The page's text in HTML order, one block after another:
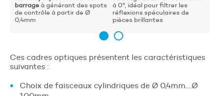
barrage à générant des spots
de contrôle à partir de Ø
0,4mm
à 0°, idéal pour filtrer les
réflexions spéculaires de
pièces brillantes
Ces cadres optiques présentent les caractéristiques
suivantes :
Choix de faisceaux cylindriques de Ø 0,4mm….Ø